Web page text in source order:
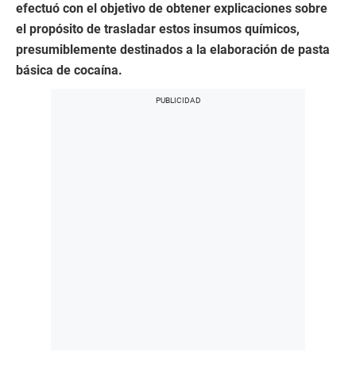
efectuó con el objetivo de obtener explicaciones sobre
el propósito de trasladar estos insumos químicos,
presumiblemente destinados a la elaboración de pasta
básica de cocaína.